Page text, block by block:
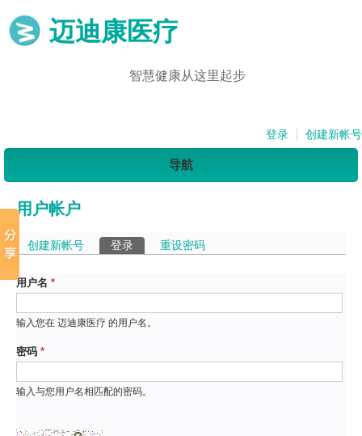
迈迪康医疗
智慧健康从这里起步
登录 创建新帐号
导航
用户帐户
主标签
创建新帐号 登录 （活动标签）
重设密码
用户名 *
输入您在 迈迪康医疗 的用户名。
密码 *
输入与您用户名相匹配的密码。